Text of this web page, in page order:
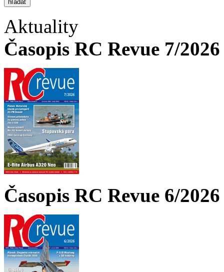
Aktuality
Časopis RC Revue 7/
Časopis RC Revue 6/